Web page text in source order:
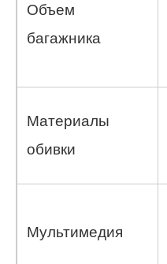
Объем
багажника
Материалы
обивки
Мультимедия